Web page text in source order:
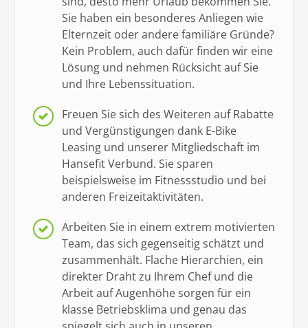
Sie haben ein besonderes Anliegen wie
Elternzeit oder andere familiäre Gründe?
Kein Problem, auch dafür finden wir eine
Lösung und nehmen Rücksicht auf Sie
und Ihre Lebenssituation.
Freuen Sie sich des Weiteren auf Rabatte
und Vergünstigungen dank E-Bike
Leasing und unserer Mitgliedschaft im
Hansefit Verbund. Sie sparen
beispielsweise im Fitnessstudio und bei
anderen Freizeitaktivitäten.
Arbeiten Sie in einem extrem motivierten
Team, das sich gegenseitig schätzt und
zusammenhält. Flache Hierarchien, ein
direkter Draht zu Ihrem Chef und die
Arbeit auf Augenhöhe sorgen für ein
klasse Betriebsklima und genau das